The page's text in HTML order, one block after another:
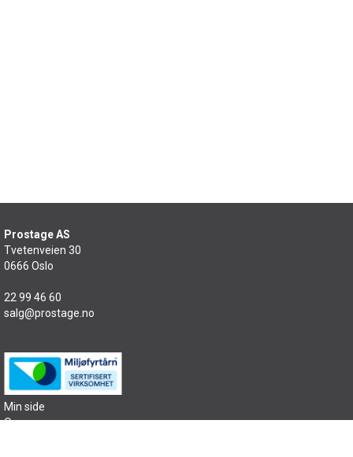
Prostage AS
Tvetenveien 30
0666 Oslo
22 99 46 60
salg@prostage.no
Min side
Om oss